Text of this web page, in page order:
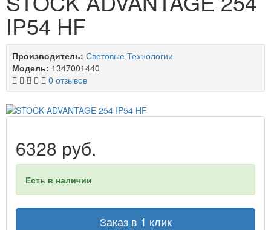
IP54 HF
Производитель: Световые Технологии
Модель: 1347001440
0 отзывов
6328 руб.
Есть в наличии
Заказ в 1 клик